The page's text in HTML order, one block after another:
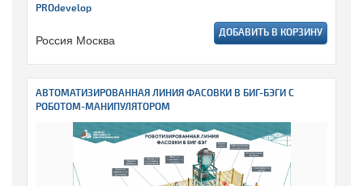
PROdevelop
Россия Москва ДОБАВИТЬ В КОРЗИНУ
АВТОМАТИЗИРОВАННАЯ ЛИНИЯ ФАСОВКИ В БИГ-БЭГИ С
РОБОТОМ-МАНИПУЛЯТОРОМ